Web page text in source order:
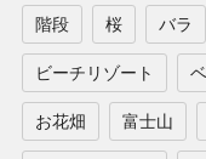
階段 桜 バラ
ビーチリゾート
お花畑 富士山